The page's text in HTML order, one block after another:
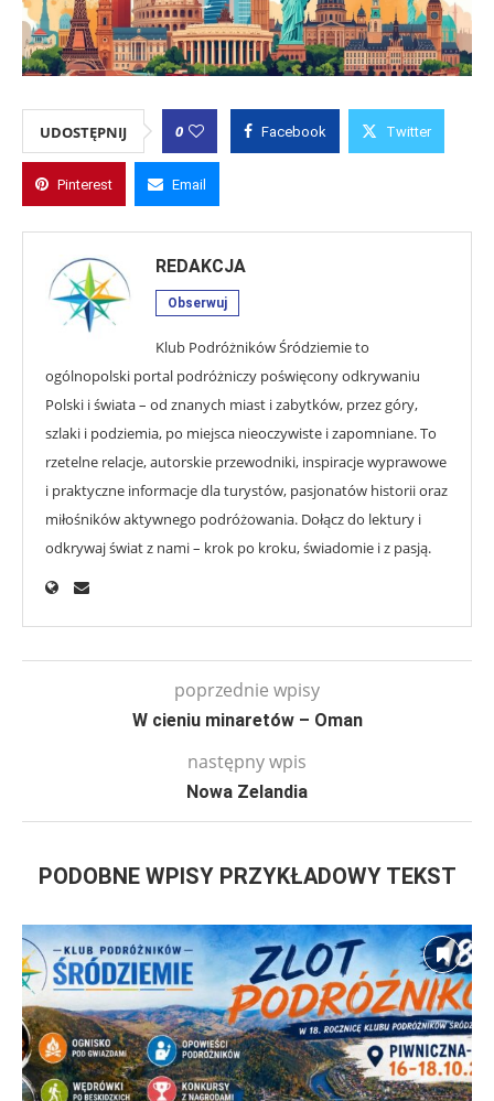
UDOSTĘPNIJ 0 Facebook Twitter
Pinterest Email
REDAKCJA
Obserwuj
Klub Podróżników Śródziemie to
ogólnopolski portal podróżniczy poświęcony odkrywaniu
Polski i świata – od znanych miast i zabytków, przez góry,
szlaki i podziemia, po miejsca nieoczywiste i zapomniane. To
rzetelne relacje, autorskie przewodniki, inspiracje wyprawowe
i praktyczne informacje dla turystów, pasjonatów historii oraz
miłośników aktywnego podróżowania. Dołącz do lektury i
odkrywaj świat z nami – krok po kroku, świadomie i z pasją.
poprzednie wpisy
W cieniu minaretów – Oman
następny wpis
Nowa Zelandia
PODOBNE WPISY PRZYKŁADOWY TEKST